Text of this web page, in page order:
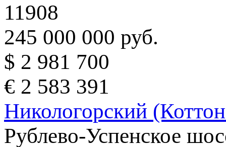
11908
245 000 000 руб.
$ 2 981 700
€ 2 583 391
Никологорский
Рублево-Успенское